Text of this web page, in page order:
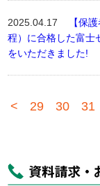
2025.04.17
【保
程）に合格した富士
をいただきました!
< 29 30 31